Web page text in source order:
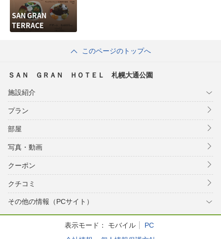
SAN GRAN
TERRACE
このページのトップへ
ＳＡＮ ＧＲＡＮ ＨＯＴＥＬ 札幌大通公園
施設紹介
プラン
部屋
写真・動画
クーポン
クチコミ
その他の情報（PCサイト）
表示モード： モバイル
PC